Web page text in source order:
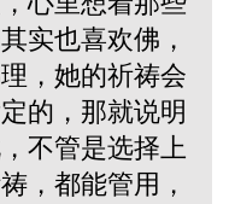
实也喜欢佛，
，她的祈祷会
的，那就说明
不管是选择上
，都能管用，